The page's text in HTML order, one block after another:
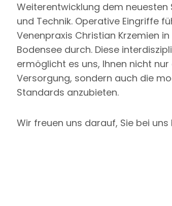
Weiterentwicklung dem neuesten
und Technik. Operative Eingriffe
Venenpraxis Christian Krzemien
Bodensee durch. Diese
ermöglicht es uns, Ihnen nicht
Versorgung, sondern auch die
Standards anzubieten.
Wir freuen uns darauf, Sie bei